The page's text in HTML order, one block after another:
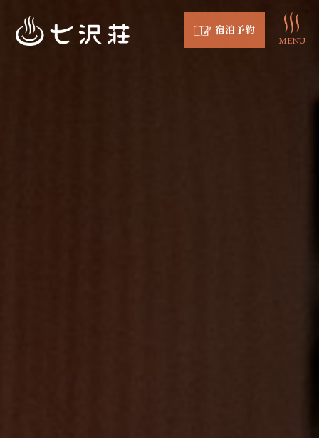
宿泊予約
MENU